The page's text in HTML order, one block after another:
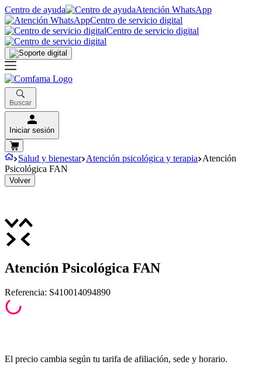
Centro de ayuda
Atención WhatsApp
Centro de servicio digital
Centro de servicio digital
Buscar
Iniciar sesión
Salud y bienestar Atención psicológica y terapia Atención
Psicológica FAN
Volver
Atención Psicológica FAN
Referencia: S410014094890
El precio cambia según tu tarifa de afiliación, sede y horario.